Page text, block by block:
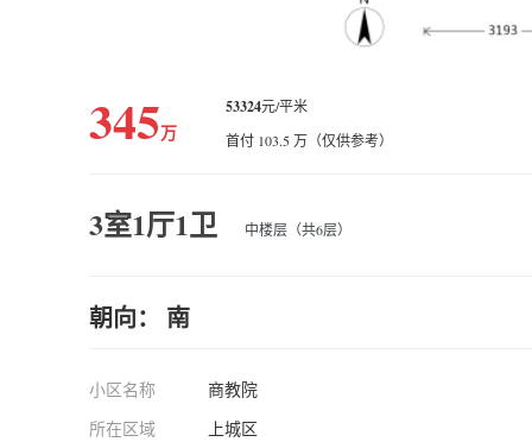
345万
53324元/平米
首付 103.5 万（仅供参考）
3室1厅1卫 中楼层（共6层）
朝向： 南
小区名称
商教院
所在区域
上城区